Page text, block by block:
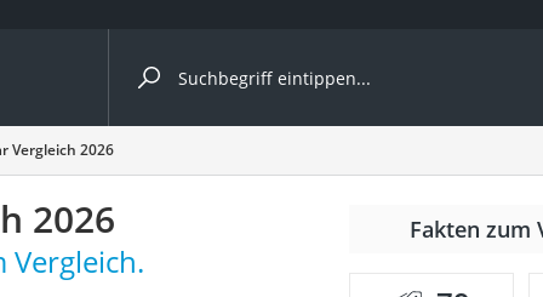
nach Kategorie
Vergleich 2026
2026
Vergleich.
Fakten zum